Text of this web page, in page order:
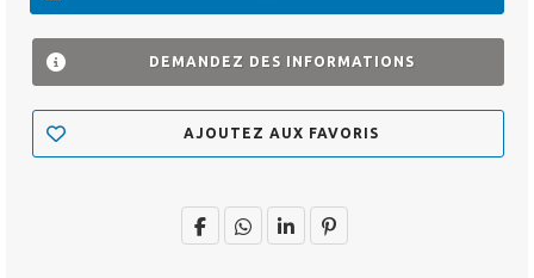
DEMANDEZ DES INFORMATIONS
AJOUTEZ AUX FAVORIS